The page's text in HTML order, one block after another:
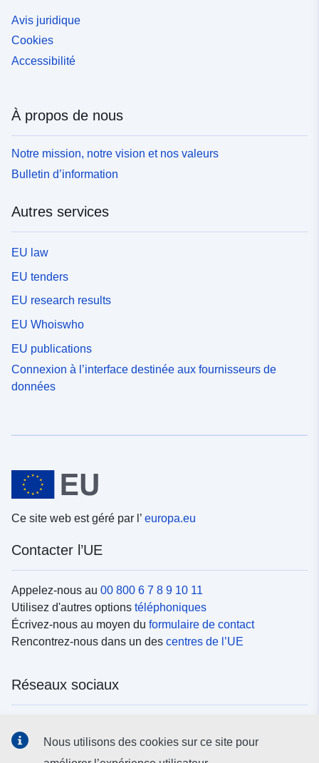
Avis juridique
Cookies
Accessibilité
À propos de nous
Notre mission, notre vision et nos valeurs
Bulletin d’information
Autres services
EU law
EU tenders
EU research results
EU Whoiswho
EU publications
Connexion à l’interface destinée aux fournisseurs de
données
Ce site web est géré par l’ europa.eu
Contacter l’UE
Appelez-nous au 00 800 6 7 8 9 10 11
Utilisez d'autres options téléphoniques
Écrivez-nous au moyen du formulaire de contact
Rencontrez-nous dans un des centres de l’UE
Réseaux sociaux
Nous utilisons des cookies sur ce site pour